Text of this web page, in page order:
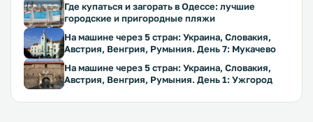
Где купаться и загорать в Одессе: лучшие
городские и пригородные пляжи
На машине через 5 стран: Украина, Словакия,
Австрия, Венгрия, Румыния. День 7: Мукачево
На машине через 5 стран: Украина, Словакия,
Австрия, Венгрия, Румыния. День 1: Ужгород